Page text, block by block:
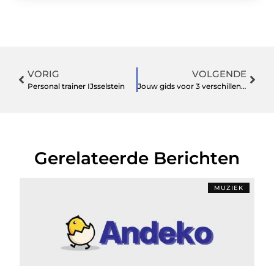
VORIG
Personal trainer IJsselstein
VOLGENDE
Jouw gids voor 3 verschillende soorten herenbroeken
Gerelateerde Berichten
MUZIEK